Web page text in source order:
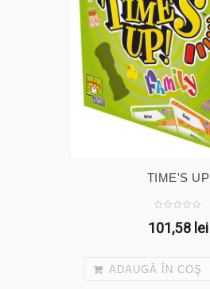
TIME'S UP
101,58 lei
ADAUGĂ ÎN COŞ